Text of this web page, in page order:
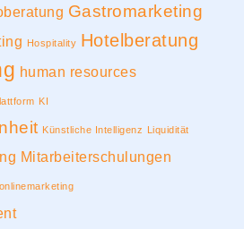
Gastromarketing
Hospitality Hotelberatung
human resources
KI
Künstliche Intelligenz Liquidität
Mitarbeiterschulungen
onlinemarketing